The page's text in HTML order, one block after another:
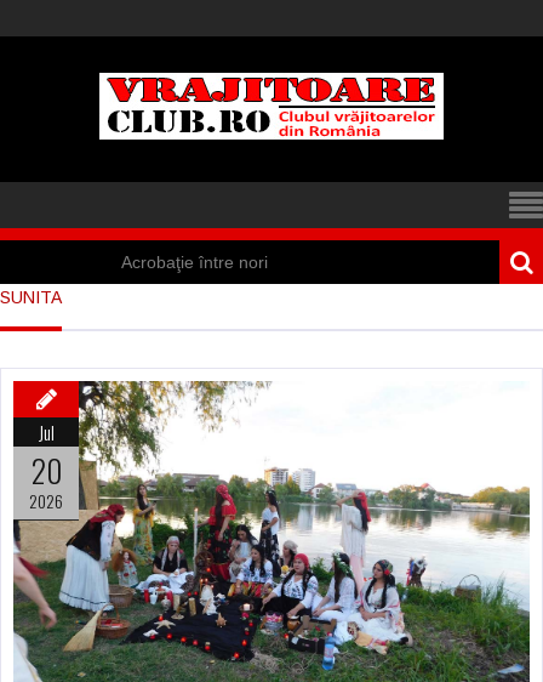
Acrobaţie între nori
Marea vânătoare
de vrăjitoare din
Suedia
Vrăjitoare
zburătoare în Mexic
Magia în Thailanda
Madona lacrimilor
SUNITA
Jul
20
2026